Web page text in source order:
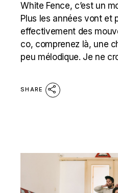
White Fence, c’est un
Plus les années vont et
effectivement des
co, comprenez là, une
peu mélodique. Je ne
SHARE